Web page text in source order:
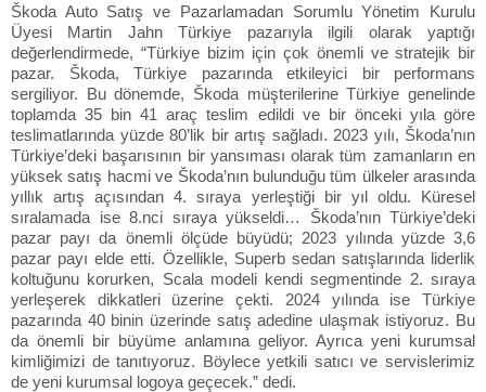
Škoda Auto Satış ve Pazarlamadan Sorumlu Yönetim Kurulu
Üyesi Martin Jahn Türkiye pazarıyla ilgili olarak yaptığı
değerlendirmede, “Türkiye bizim için çok önemli ve stratejik bir
pazar. Škoda, Türkiye pazarında etkileyici bir performans
sergiliyor. Bu dönemde, Škoda müşterilerine Türkiye genelinde
toplamda 35 bin 41 araç teslim edildi ve bir önceki yıla göre
teslimatlarında yüzde 80’lik bir artış sağladı. 2023 yılı, Škoda’nın
Türkiye’deki başarısının bir yansıması olarak tüm zamanların en
yüksek satış hacmi ve Škoda’nın bulunduğu tüm ülkeler arasında
yıllık artış açısından 4. sıraya yerleştiği bir yıl oldu. Küresel
sıralamada ise 8.nci sıraya yükseldi… Škoda’nın Türkiye’deki
pazar payı da önemli ölçüde büyüdü; 2023 yılında yüzde 3,6
pazar payı elde etti. Özellikle, Superb sedan satışlarında liderlik
koltuğunu korurken, Scala modeli kendi segmentinde 2. sıraya
yerleşerek dikkatleri üzerine çekti. 2024 yılında ise Türkiye
pazarında 40 binin üzerinde satış adedine ulaşmak istiyoruz. Bu
da önemli bir büyüme anlamına geliyor. Ayrıca yeni kurumsal
kimliğimizi de tanıtıyoruz. Böylece yetkili satıcı ve servislerimiz
de yeni kurumsal logoya geçecek.” dedi.